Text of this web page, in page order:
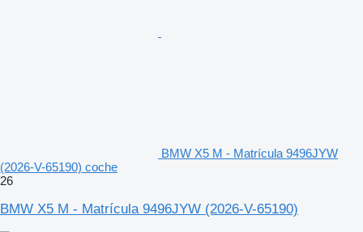
BMW X5 M - Matrícula 9496JYW
(2026-V-65190) coche
26
BMW X5 M - Matrícula 9496JYW (2026-V-65190)